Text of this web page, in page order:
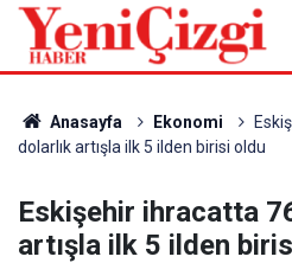
Anasayfa Ekonomi
dolarlık artışla ilk 5 ilden birisi oldu
Eskişehir ihracatta
artışla ilk 5 ilden